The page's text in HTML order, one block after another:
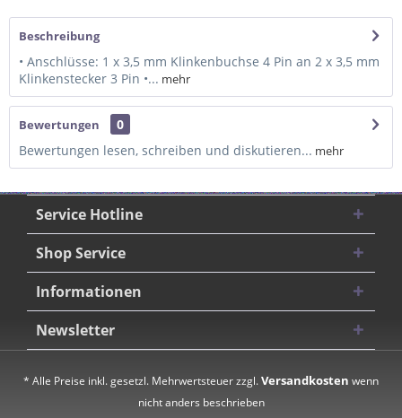
Beschreibung
• Anschlüsse: 1 x 3,5 mm Klinkenbuchse 4 Pin an 2 x 3,5 mm
Klinkenstecker 3 Pin •... mehr
Bewertungen
0
Bewertungen lesen, schreiben und diskutieren... mehr
Service Hotline
Shop Service
Informationen
Newsletter
* Alle Preise inkl. gesetzl. Mehrwertsteuer zzgl.Versandkosten wenn
nicht anders beschrieben